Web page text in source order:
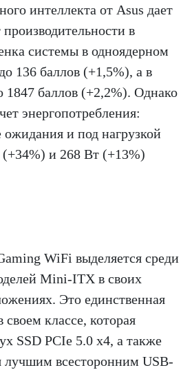
интеллекта от Asus дает
в
системы в одноядерном
136 баллов (+1,5%), а в
баллов (+2,2%). Однако
энергопотребления:
и под нагрузкой
(+34%) и 268 Вт (+13%)
WiFi выделяется среди
Mini-ITX в своих
Это единственная
своем классе, которая
SSD PCIe 5.0 x4, а также
лучшим всесторонним USB-